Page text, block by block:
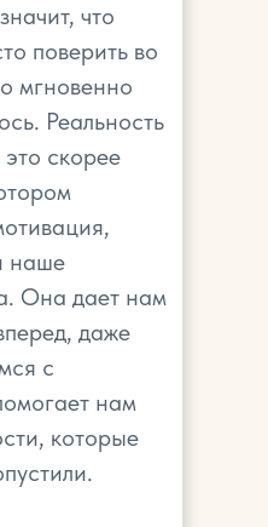
что
поверить во
мгновенно
Реальность
скорее
наше
Она дает нам
даже
с
нам
которые